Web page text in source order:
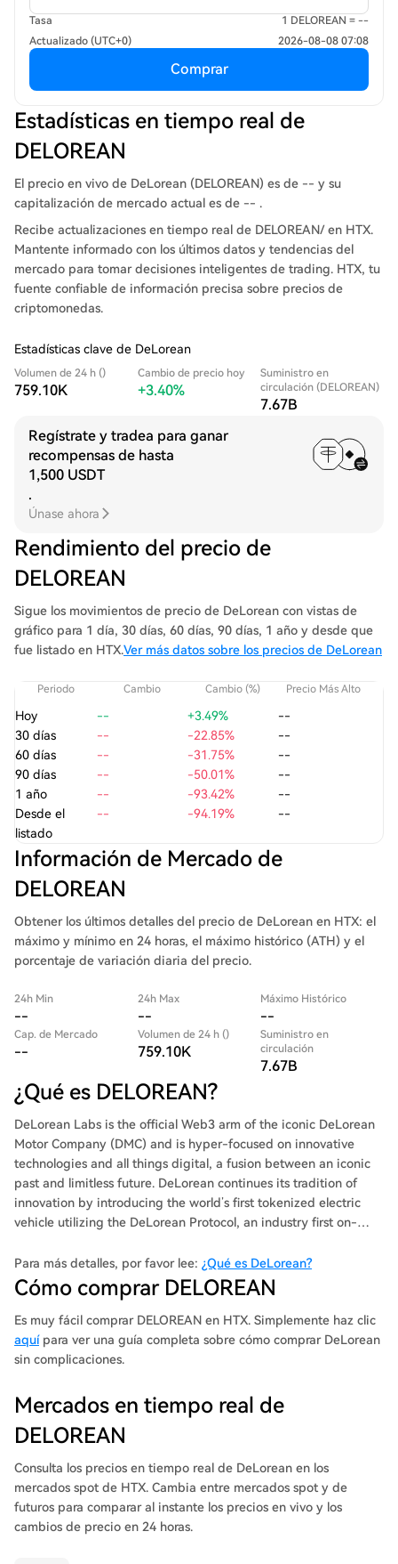
Tasa
1 DELOREAN = --
Actualizado (UTC+0)
2026-08-08 07:08
Comprar
Estadísticas en tiempo real de
DELOREAN
El precio en vivo de DeLorean (DELOREAN) es de -- y su
capitalización de mercado actual es de -- .
Recibe actualizaciones en tiempo real de DELOREAN/ en HTX.
Mantente informado con los últimos datos y tendencias del
mercado para tomar decisiones inteligentes de trading. HTX, tu
fuente confiable de información precisa sobre precios de
criptomonedas.
Estadísticas clave de DeLorean
Volumen de 24 h ()
759.10K
Cambio de precio hoy
+3.40%
Suministro en
circulación (DELOREAN)
7.67B
Regístrate y tradea para ganar
recompensas de hasta
1,500 USDT
.
Únase ahora
Rendimiento del precio de
DELOREAN
Sigue los movimientos de precio de DeLorean con vistas de
gráfico para 1 día, 30 días, 60 días, 90 días, 1 año y desde que
fue listado en HTX.Ver más datos sobre los precios de DeLorean
Periodo Cambio Cambio (%) Precio Más Alto
Hoy -- +3.49%
--
30 días
-- -22.85%
--
60 días
-- -31.75%
--
90 días
-- -50.01%
--
1 año
-- -93.42%
--
Desde el
listado
-- -94.19% --
Información de Mercado de
DELOREAN
Obtener los últimos detalles del precio de DeLorean en HTX: el
máximo y mínimo en 24 horas, el máximo histórico (ATH) y el
porcentaje de variación diaria del precio.
24h Min
--
24h Max
--
Máximo Histórico
--
Cap. de Mercado
--
Volumen de 24 h ()
759.10K
Suministro en
circulación
7.67B
¿Qué es DELOREAN?
DeLorean Labs is the official Web3 arm of the iconic DeLorean
Motor Company (DMC) and is hyper-focused on innovative
technologies and all things digital, a fusion between an iconic
past and limitless future. DeLorean continues its tradition of
innovation by introducing the world’s first tokenized electric
vehicle utilizing the DeLorean Protocol, an industry first on-
This Protocol is designed to provide consumers with a seamless
and transparent ecosystem where cars can be digitally
purchased, traded, authenticated, and tracked as never before.
Para más detalles, por favor lee: ¿Qué es DeLorean?
Cómo comprar DELOREAN
Es muy fácil comprar DELOREAN en HTX. Simplemente haz clic
aquípara ver una guía completa sobre cómo comprar DeLorean
sin complicaciones.
Mercados en tiempo real de
DELOREAN
Consulta los precios en tiempo real de DeLorean en los
mercados spot de HTX. Cambia entre mercados spot y de
futuros para comparar al instante los precios en vivo y los
cambios de precio en 24 horas.